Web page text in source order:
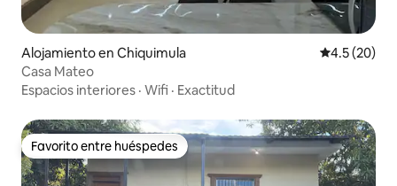
Alojamiento en Chiquimula Calificación
4.5 (20)
Casa Mateo
Espacios interiores · Wifi · Exactitud
Favorito entre huéspedes
Favorito entre huéspedes